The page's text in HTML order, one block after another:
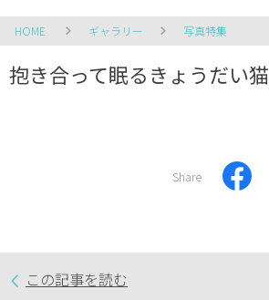
HOME ギャラリー 写真特集
抱き合って眠るきょうだい猫
Share
この記事を読む